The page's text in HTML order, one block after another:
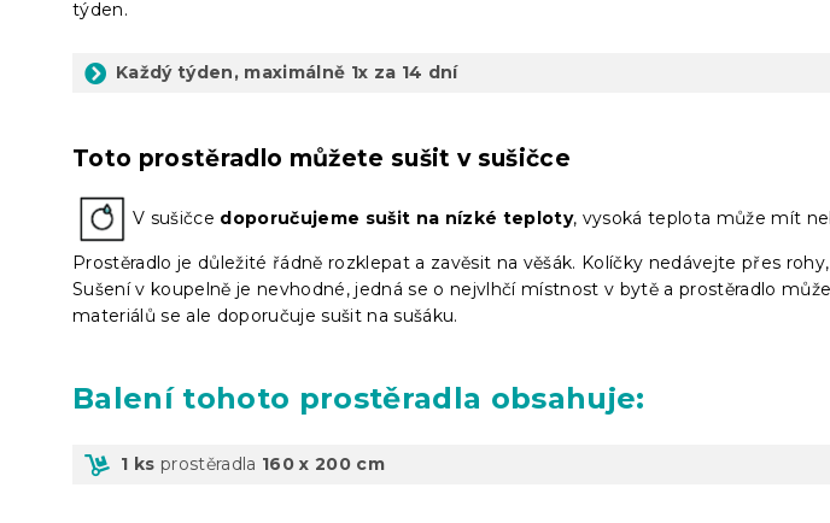
týden.
Každý týden, maximálně 1x za 14 dní
Toto prostěradlo můžete sušit v sušičce
V sušičce doporučujeme sušit na nízké teploty, vysoká teplota může mít
Prostěradlo je důležité řádně rozklepat a zavěsit na věšák. Kolíčky nedávejte přes
Sušení v koupelně je nevhodné, jedná se o nejvlhčí místnost v bytě a prostěradlo
materiálů se ale doporučuje sušit na sušáku.
Balenítohoto prostěradla obsahuje:
1 ks prostěradla 160 x 200 cm